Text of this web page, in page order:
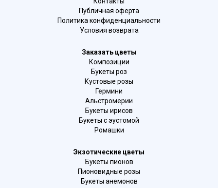
Публичная оферта
Политика конфиденциальности
Условия возврата
Заказать цветы
Композиции
Букеты роз
Кустовые розы
Гермини
Альстромерии
Букеты ирисов
Букеты с эустомой
Ромашки
Экзотические цветы
Букеты пионов
Пионовидные розы
Букеты анемонов